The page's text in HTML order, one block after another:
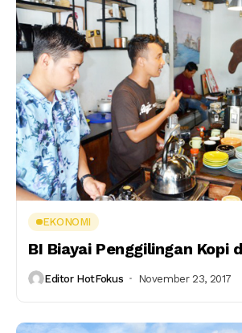
EKONOMI
BI Biayai Penggilingan Kopi
Editor HotFokus November 23, 2017